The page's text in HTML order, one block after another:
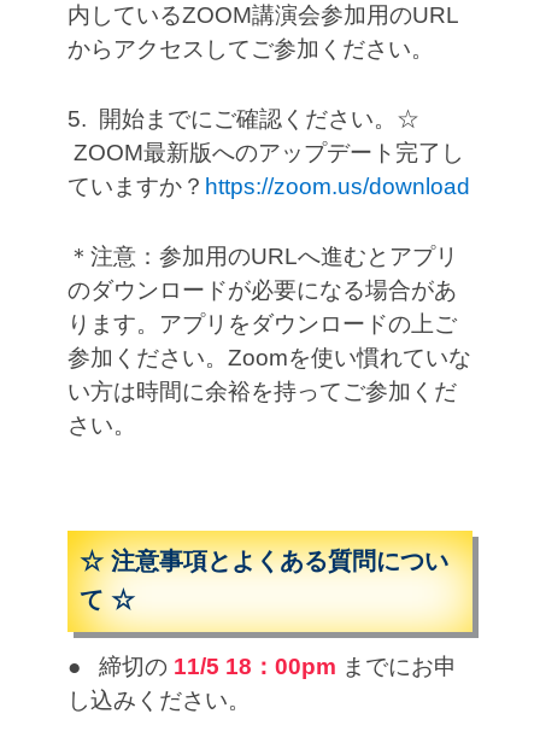
内しているZOOM講演会参加用のURL
からアクセスしてご参加ください。
5. 開始までにご確認ください。☆
ZOOM最新版へのアップデート完了し
ていますか？ https://zoom.us/download
＊注意：参加用のURLへ進むとアプリ
のダウンロードが必要になる場合があ
ります。アプリをダウンロードの上ご
参加ください。Zoomを使い慣れていな
い方は時間に余裕を持ってご参加くだ
さい。
☆ 注意事項とよくある質問につい
て ☆
● 締切の 11/5 18：00pm までにお申
し込みください。